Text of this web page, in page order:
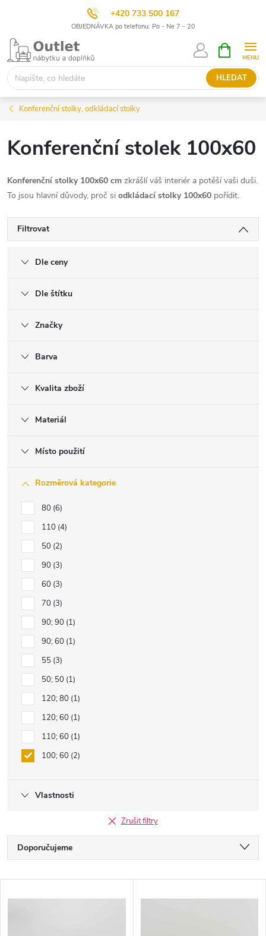
+420 733 500 167
OBJEDNÁVKA po telefonu: Po - Ne 7 - 20
Přejít
obsah
HLEDAT
NÁKUPNÍ
KOŠÍK
Konferenční stolky, odkládací stolky
Konferenční stolek 100x60
Konferenční stolky 100x60 cm zkrášlí váš interiér a potěší vaši duši.
To jsou hlavní důvody, proč si odkládací stolky 100x60 pořídit.
Filtrovat
Dle ceny
Dle štítku
Značky
Barva
Kvalita zboží
Materiál
Místo použití
Rozměrová kategorie
80 6
110 4
50 2
90 3
60 3
70 3
90; 90 1
90; 60 1
55 3
50; 50 1
120; 80 1
120; 60 1
110; 60 1
100; 60 2
Vlastnosti
Zrušit filtry
Ř
a
z
Doporučujeme
V